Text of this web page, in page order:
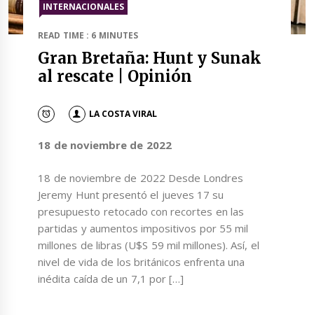
INTERNACIONALES
READ TIME : 6 MINUTES
Gran Bretaña: Hunt y Sunak
al rescate | Opinión
LA COSTA VIRAL
18 de noviembre de 2022
18 de noviembre de 2022 Desde Londres
Jeremy Hunt presentó el jueves 17 su
presupuesto retocado con recortes en las
partidas y aumentos impositivos por 55 mil
millones de libras (U$S 59 mil millones). Así, el
nivel de vida de los británicos enfrenta una
inédita caída de un 7,1 por […]